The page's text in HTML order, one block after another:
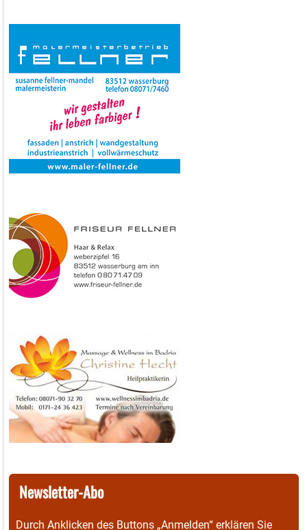
Newsletter-Abo
Durch Anklicken des Buttons „Anmelden“ erklären Sie